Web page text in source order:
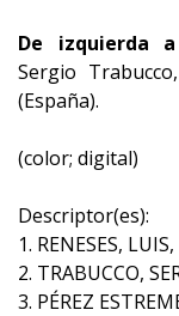
De izquierda
Sergio
(España).
(color; digital)
Descriptor(es):
1. RENESES,
2. TRABUCCO,
3. PÉREZ